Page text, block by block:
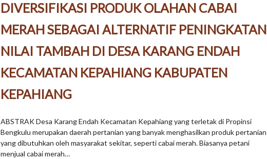
DIVERSIFIKASI PRODUK OLAHAN CABAI
MERAH SEBAGAI ALTERNATIF PENINGKATAN
NILAI TAMBAH DI DESA KARANG ENDAH
KECAMATAN KEPAHIANG KABUPATEN
KEPAHIANG
ABSTRAK Desa Karang Endah Kecamatan Kepahiang yang terletak di Propinsi
Bengkulu merupakan daerah pertanian yang banyak menghasilkan produk pertanian
yang dibutuhkan oleh masyarakat sekitar, seperti cabai merah. Biasanya petani
menjual cabai merah…